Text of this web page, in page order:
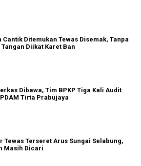
Cantik Ditemukan Tewas Disemak, Tanpa
Diikat Karet Ban
Dibawa, Tim BPKP Tiga Kali Audit
Tirta Prabujaya
Tewas Terseret Arus Sungai Selabung,
Masih Dicari